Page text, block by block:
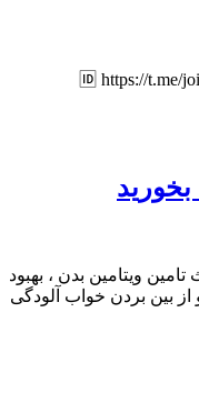
🆔 https://
باعث تامین ویتامین بدن ، بهبود
بین بردن خواب آلودگی